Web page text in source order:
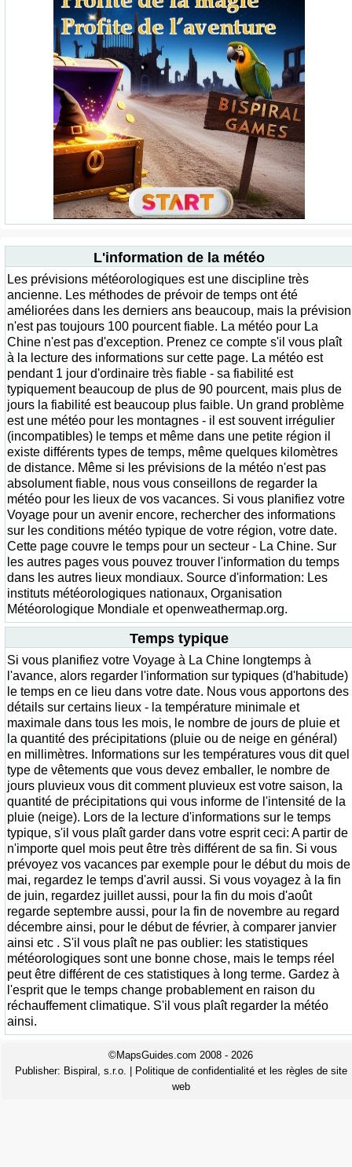
L'information de la météo
Les prévisions météorologiques est une discipline très
ancienne. Les méthodes de prévoir de temps ont été
améliorées dans les derniers ans beaucoup, mais la prévision
n'est pas toujours 100 pourcent fiable. La météo pour La
Chine n'est pas d'exception. Prenez ce compte s'il vous plaît
à la lecture des informations sur cette page. La météo est
pendant 1 jour d'ordinaire très fiable - sa fiabilité est
typiquement beaucoup de plus de 90 pourcent, mais plus de
jours la fiabilité est beaucoup plus faible. Un grand problème
est une météo pour les montagnes - il est souvent irrégulier
(incompatibles) le temps et même dans une petite région il
existe différents types de temps, même quelques kilomètres
de distance. Même si les prévisions de la météo n'est pas
absolument fiable, nous vous conseillons de regarder la
météo pour les lieux de vos vacances. Si vous planifiez votre
Voyage pour un avenir encore, rechercher des informations
sur les conditions météo typique de votre région, votre date.
Cette page couvre le temps pour un secteur - La Chine. Sur
les autres pages vous pouvez trouver l'information du temps
dans les autres lieux mondiaux. Source d'information: Les
instituts météorologiques nationaux, Organisation
Météorologique Mondiale et openweathermap.org.
Temps typique
Si vous planifiez votre Voyage à La Chine longtemps à
l'avance, alors regarder l'information sur typiques (d'habitude)
le temps en ce lieu dans votre date. Nous vous apportons des
détails sur certains lieux - la température minimale et
maximale dans tous les mois, le nombre de jours de pluie et
la quantité des précipitations (pluie ou de neige en général)
en millimètres. Informations sur les températures vous dit quel
type de vêtements que vous devez emballer, le nombre de
jours pluvieux vous dit comment pluvieux est votre saison, la
quantité de précipitations qui vous informe de l'intensité de la
pluie (neige). Lors de la lecture d'informations sur le temps
typique, s'il vous plaît garder dans votre esprit ceci: A partir de
n'importe quel mois peut être très différent de sa fin. Si vous
prévoyez vos vacances par exemple pour le début du mois de
mai, regardez le temps d'avril aussi. Si vous voyagez à la fin
de juin, regardez juillet aussi, pour la fin du mois d'août
regarde septembre aussi, pour la fin de novembre au regard
décembre ainsi, pour le début de février, à comparer janvier
ainsi etc . S'il vous plaît ne pas oublier: les statistiques
météorologiques sont une bonne chose, mais le temps réel
peut être différent de ces statistiques à long terme. Gardez à
l'esprit que le temps change probablement en raison du
réchauffement climatique. S'il vous plaît regarder la météo
ainsi.
©MapsGuides.com 2008 - 2026
Publisher: Bispiral, s.r.o.
Politique de confidentialité et les règles de site
web